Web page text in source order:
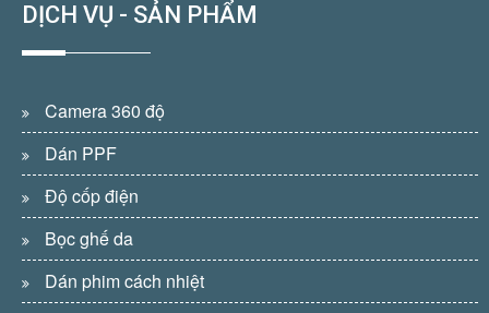
DỊCH VỤ - SẢN PHẨM
Camera 360 độ
Dán PPF
Độ cốp điện
Bọc ghế da
Dán phim cách nhiệt